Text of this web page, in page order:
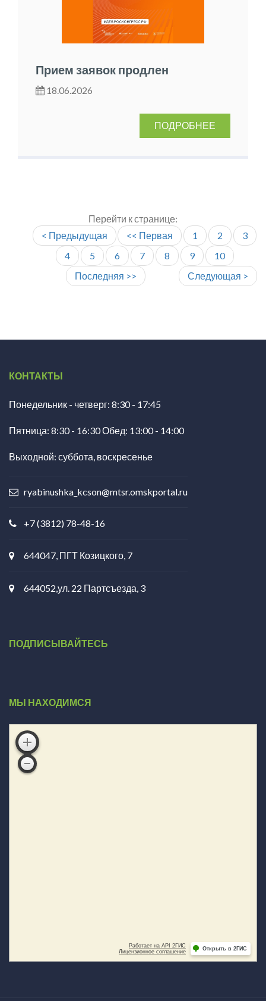
Прием заявок продлен
18.06.2026
ПОДРОБНЕЕ
Перейти к странице:
<< Первая
< Предыдущая 1 2
3
4
5 6 7 8 9
10
Следующая >
Последняя >>
КОНТАКТЫ
Понедельник - четверг: 8:30 - 17:45
Пятница: 8:30 - 16:30 Обед: 13:00 - 14:00
Выходной: суббота, воскресенье
ryabinushka_kcson@mtsr.omskportal.ru
+7 (3812) 78-48-16
644047, ПГТ Козицкого, 7
644052,ул. 22 Партсъезда, 3
ПОДПИСЫВАЙТЕСЬ
МЫ НАХОДИМСЯ